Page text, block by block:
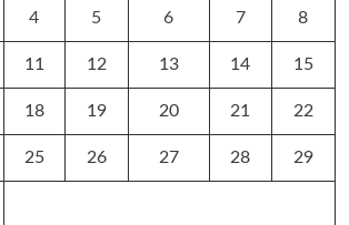
4 5 6 7 8
11 12 13 14 15
18 19 20 21 22
25 26 27 28 29